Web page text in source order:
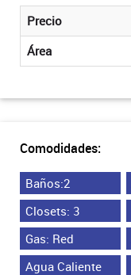
Precio
Área
Comodidades:
Baños:2
Closets: 3
Gas: Red
Agua Caliente